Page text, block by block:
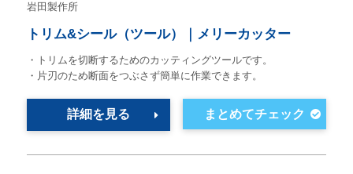
岩田製作所
トリム&シール（ツール）｜メリーカッター
・トリムを切断するためのカッティングツールです。
・片刃のため断面をつぶさず簡単に作業できます。
詳細を見る